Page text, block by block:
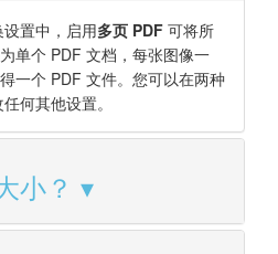
置中，启用多页 PDF 可将所
单个 PDF 文档，每张图像一
一个 PDF 文件。您可以在两种
何其他设置。
小？